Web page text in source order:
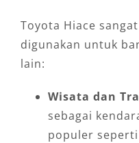
Toyota Hiace
digunakan untuk
lain:
Wisata dan
sebagai
populer